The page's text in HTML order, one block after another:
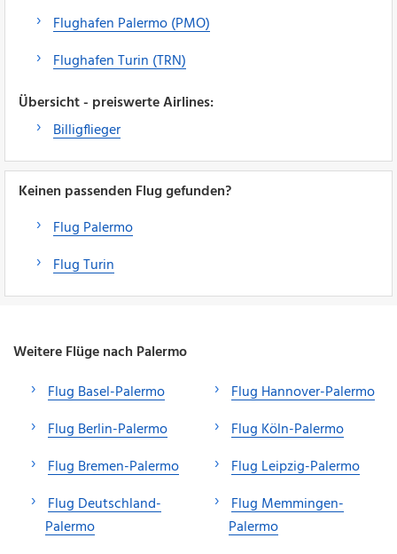
Flughafen Palermo (PMO)
Flughafen Turin (TRN)
Übersicht - preiswerte Airlines:
Billigflieger
Keinen passenden Flug gefunden?
Flug Palermo
Flug Turin
Weitere Flüge nach Palermo
Flug Basel-Palermo
Flug Berlin-Palermo
Flug Bremen-Palermo
Flug Deutschland-
Palermo
Flug Hannover-Palermo
Flug Köln-Palermo
Flug Leipzig-Palermo
Flug Memmingen-
Palermo